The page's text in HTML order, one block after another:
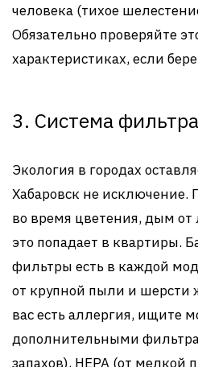
человека (тихое
Обязательно проверяйте
характеристиках, если
3. Система
Экология в городах
Хабаровск не исключение.
во время цветения, дым
это попадает в квартиры.
фильтры есть в каждой
от крупной пыли и шерсти
вас есть аллергия, ищите
дополнительными
запахов), HEPA (от